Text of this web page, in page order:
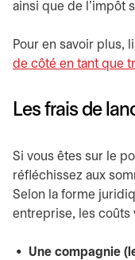
ainsi que de l’impôt
Pour en savoir plus,
de côté en tant que
Les frais de
Si vous êtes sur le
réfléchissez aux
Selon la forme
entreprise, les coûts
Une compagnie